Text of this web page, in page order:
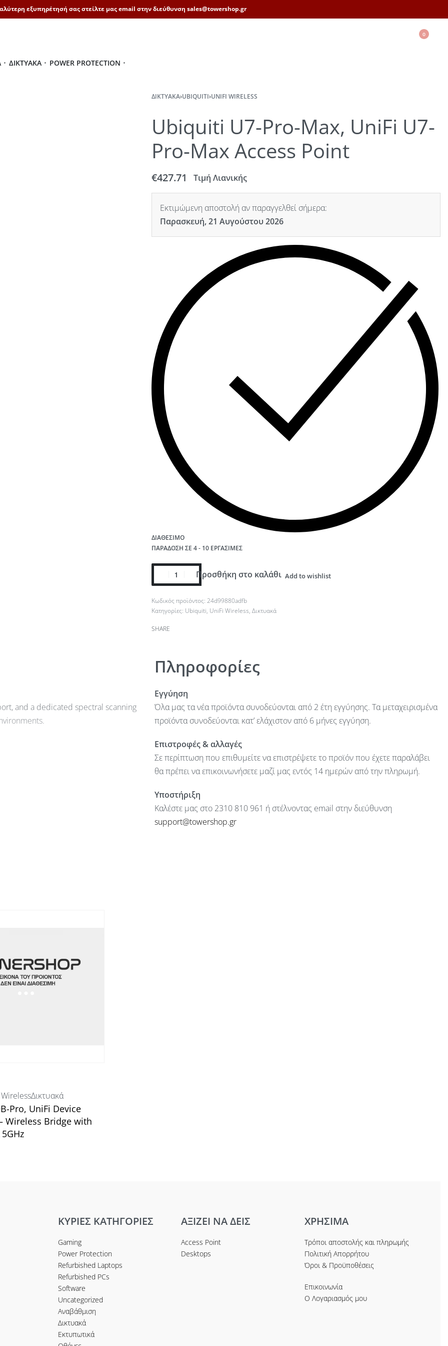
εξυπηρέτησή σας στείλτε μας email στην διεύθυνση sales@towershop.gr
0
ΔΙΚΤΥΑΚΆ POWER PROTECTION
ΔΙΚΤΥΑΚΆ›UBIQUITI›UNIFI WIRELESS
Ubiquiti U7-Pro-Max, UniFi U7-
Pro-Max Access Point
€427.71 Τιμή Λιανικής
Εκτιμώμενη αποστολή αν παραγγελθεί σήμερα:
Παρασκευή, 21 Αυγούστου 2026
ΔΙΑΘΈΣΙΜΟ
ΠΑΡΆΔΟΣΗ ΣΕ 4 - 10 ΕΡΓΆΣΙΜΕΣ
Προσθήκη στο καλάθι Add to wishlist
24d99880adfb
Κατηγορίες: Ubiquiti, UniFi Wireless, Δικτυακά
SHARE
and a dedicated spectral scanning
MCS13 NSS1/2/3/4, EHT
2, EHT 20/40/80/160/240/320)
Πληροφορίες
Εγγύηση
Όλα μας τα νέα προϊόντα συνοδεύονται από 2 έτη εγγύησης. Τα μεταχειρισμένα
προϊόντα συνοδεύονται κατ’ ελάχιστον από 6 μήνες εγγύηση.
Επιστροφές & αλλαγές
Σε περίπτωση που επιθυμείτε να επιστρέψετε το προϊόν που έχετε παραλάβει
θα πρέπει να επικοινωνήσετε μαζί μας εντός 14 ημερών από την πληρωμή.
Υποστήριξη
Καλέστε μας στο 2310 810 961 ή στέλνοντας email στην διεύθυνση
support@towershop.gr
Δικτυακά
Pro, UniFi Device
Wireless Bridge with
ΚΥΡΙΕΣ ΚΑΤΗΓΟΡΙΕΣ
Gaming
Power Protection
Refurbished Laptops
Refurbished PCs
Software
Uncategorized
Αναβάθμιση
Δικτυακά
Εκτυπωτικά
ΑΞΙΖΕΙ ΝΑ ΔΕΙΣ
Access Point
Desktops
ΧΡΗΣΙΜΑ
Τρόποι αποστολής και πληρωμής
Πολιτική Απορρήτου
Όροι & Προϋποθέσεις
Επικοινωνία
Ο Λογαριασμός μου